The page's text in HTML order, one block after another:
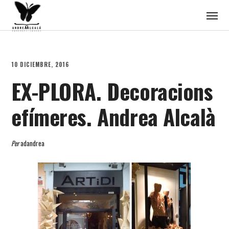
10 DICIEMBRE, 2016
EX-PLORA. Decoracions
efímeres. Andrea Alcalà
Peradandrea